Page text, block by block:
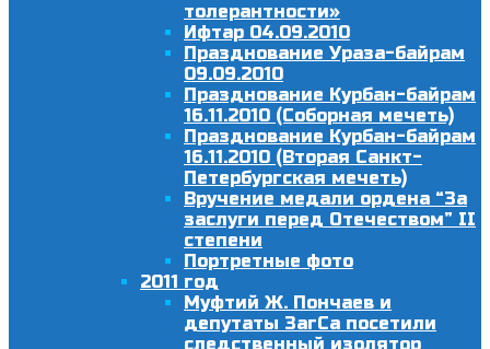
толерантности»
Ифтар 04.09.2010
Празднование Ураза-байрам
09.09.2010
Празднование Курбан-байрам
16.11.2010 (Соборная мечеть)
Празднование Курбан-байрам
16.11.2010 (Вторая Санкт-
Петербургская мечеть)
Вручение медали ордена “За
заслуги перед Отечеством” II
степени
Портретные фото
2011 год
Муфтий Ж. Пончаев и
депутаты ЗагСа посетили
следственный изолятор